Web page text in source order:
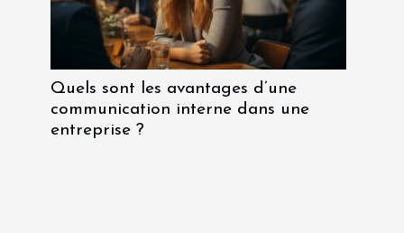
Quels sont les avantages d’une
communication interne dans une
entreprise ?